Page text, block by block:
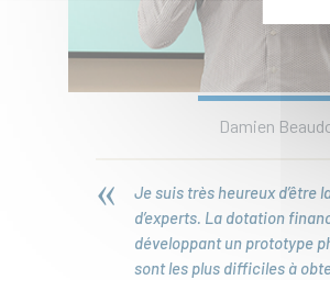
Damien
Je suis très heureux d’être
d’experts. La dotation
développant un prototype
sont les plus difficiles à